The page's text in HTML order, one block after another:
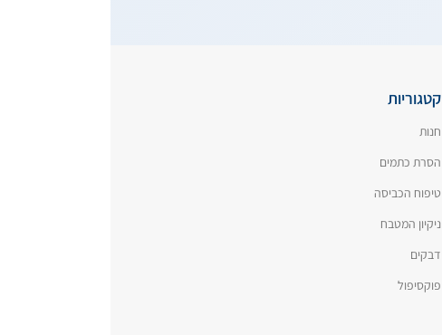
קטגוריות
חנות
הסרת כתמים
טיפוח הכביסה
ניקיון המטבח
דבקים
פוקסיפול